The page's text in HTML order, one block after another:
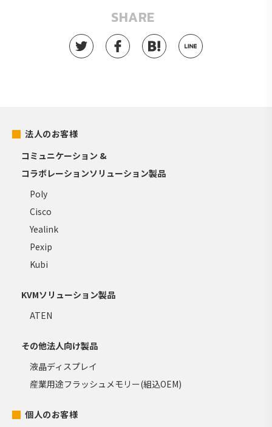
SHARE
法人のお客様
コミュニケーション &
コラボレーションソリューション製品
Poly
Cisco
Yealink
Pexip
Kubi
KVMソリューション製品
ATEN
その他法人向け製品
液晶ディスプレイ
産業用途フラッシュメモリー(組込OEM)
個人のお客様